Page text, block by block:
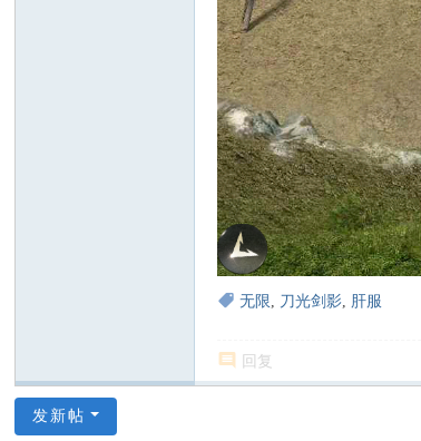
无限, 刀光剑影, 肝服
回复
发新帖